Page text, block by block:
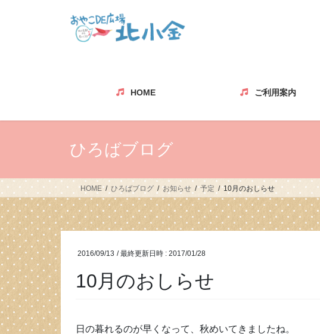
ッ
移
HOME ご利用案内
ひろばブログ
HOME ひろばブログ お知らせ 予定 10月のおしらせ
2016/09/13 / 最終更新日時 : 2017/01/28
10月のおしらせ
日の暮れるのが早くなって、秋めいてきましたね。